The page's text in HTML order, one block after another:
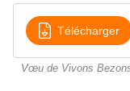
Télécharger
Vœu de Vivons